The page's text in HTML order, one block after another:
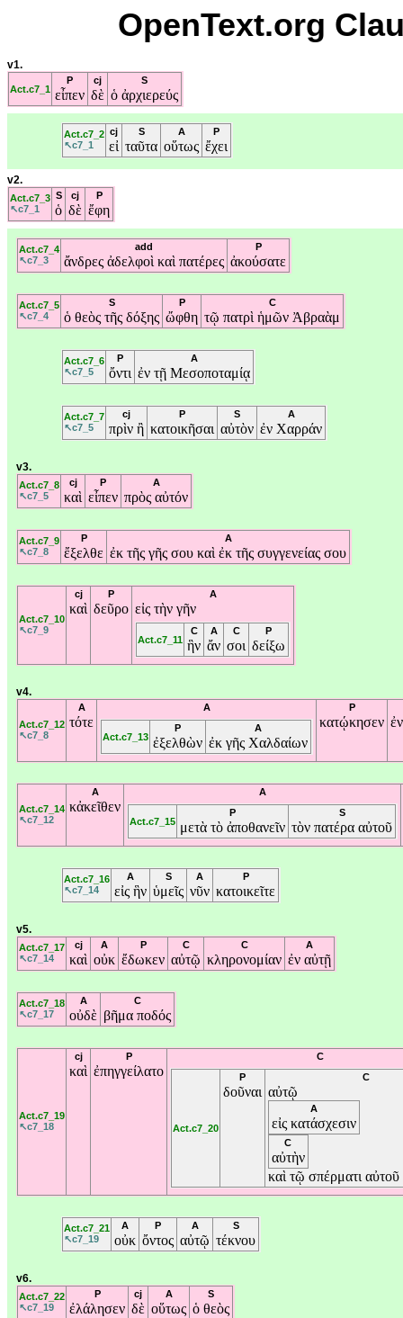
OpenText.org
v1.
Act.c7_1
P
εἶπεν
cj
δὲ
S
ὁ ἀρχιερεύς
Act.c7_2
↖c7_1
cj
εἰ
S
ταῦτα
A
οὕτως
P
ἔχει
v2.
Act.c7_3
↖c7_1
S
ὁ
cj
δὲ
P
ἔφη
Act.c7_4
↖c7_3
add
ἄνδρες ἀδελφοὶ καὶ πατέρες
P
ἀκούσατε
Act.c7_5
↖c7_4
S
ὁ θεὸς τῆς δόξης
P
ὤφθη
C
τῷ πατρὶ ἡμῶν Ἀβραὰμ
Act.c7_6
↖c7_5
P
ὄντι
A
ἐν τῇ Μεσοποταμίᾳ
Act.c7_7
↖c7_5
cj
πρὶν ἢ
P
κατοικῆσαι
S
αὐτὸν
A
ἐν Χαρράν
v3.
Act.c7_8
↖c7_5
cj
καὶ
P
εἶπεν
A
πρὸς αὐτόν
Act.c7_9
↖c7_8
P
ἔξελθε
A
ἐκ τῆς γῆς σου καὶ ἐκ τῆς συγγενείας σου
Act.c7_10
↖c7_9
cj
καὶ
P
δεῦρο
A
εἰς τὴν γῆν
Act.c7_11
C
ἣν
A
ἄν
C
σοι
P
δείξω
v4.
Act.c7_12
↖c7_8
A
τότε
A
Act.c7_13
P
ἐξελθὼν
A
ἐκ γῆς Χαλδαίων
P
κατῴκησεν
Act.c7_14
↖c7_12
A
κἀκεῖθεν
A
Act.c7_15
P
μετὰ τὸ ἀποθανεῖν
S
τὸν πατέρα αὐτοῦ
Act.c7_16
↖c7_14
A
εἰς ἣν
S
ὑμεῖς
A
νῦν
P
κατοικεῖτε
v5.
Act.c7_17
↖c7_14
cj
καὶ
A
οὐκ
P
ἔδωκεν
C
αὐτῷ
C
κληρονομίαν
A
ἐν αὐτῇ
Act.c7_18
↖c7_17
A
οὐδὲ
C
βῆμα ποδός
Act.c7_19
↖c7_18
cj
καὶ
P
ἐπηγγείλατο
C
Act.c7_20
P
δοῦναι
C
αὐτῷ
A
εἰς κατάσχεσιν
C
αὐτὴν
καὶ τῷ σπέρματι αὐτοῦ
Act.c7_21
↖c7_19
A
οὐκ
P
ὄντος
A
αὐτῷ
S
τέκνου
v6.
Act.c7_22
↖c7_19
P
ἐλάλησεν
cj
δὲ
A
οὕτως
S
ὁ θεὸς